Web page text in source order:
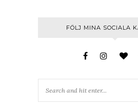
FÖLJ MINA SOCIALA